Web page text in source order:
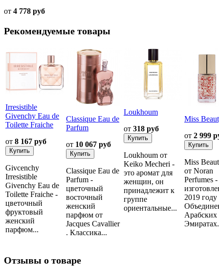
от 4 778 руб
Рекомендуемые товары
Irresistible
Givenchy Eau de
Toilette Fraiche
от 8 167 руб
Givcenchy
Irresistible
Givenchy Eau de
Toilette Fraiche -
цветочный
фруктовый
женский
парфюм...
Classique Eau de
Parfum
от 10 067 руб
Classique Eau de
Parfum -
цветочный
восточный
женский
парфюм от
Jacques Cavallier
. Классика...
Loukhoum
от 318 руб
Loukhoum от
Keiko Mecheri -
это аромат для
женщин, он
принадлежит к
группе
ориентальные...
Miss
от 2 999
Miss
от Noran
Perfumes -
2019 году
Арабских
Отзывы о товаре